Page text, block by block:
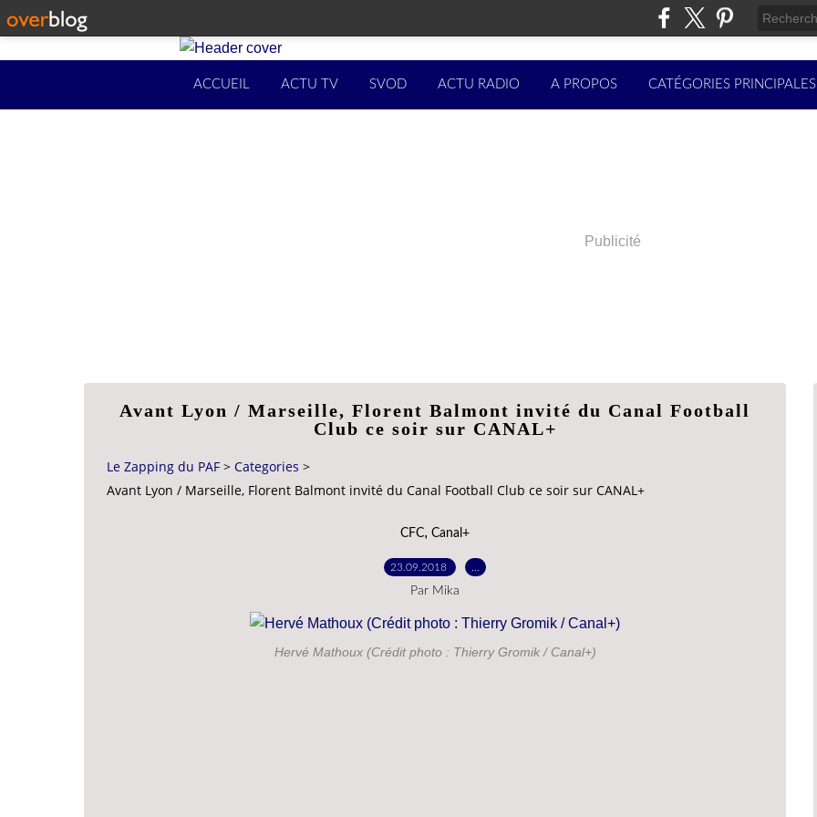
ACCUEIL ACTU TV SVOD ACTU RADIO A PROPOS CATÉGORIES PRINCIPALES
Publicité
Avant Lyon / Marseille, Florent Balmont invité du Canal Football
Club ce soir sur CANAL+
Le Zapping du PAF > Categories >
Avant Lyon / Marseille, Florent Balmont invité du Canal Football Club ce soir sur CANAL+
CFC, Canal+
23.09.2018
Par Mika
Hervé Mathoux (Crédit photo : Thierry Gromik / Canal+)